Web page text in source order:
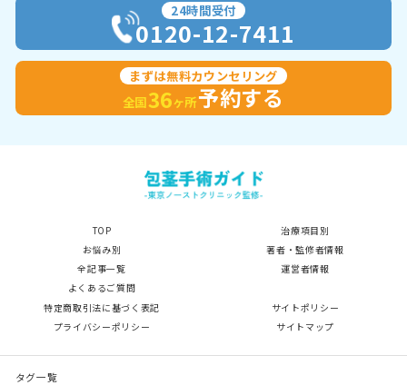
24時間受付
0120-12-7411
まずは無料カウンセリング
全国36ヶ所予約する
TOP
治療項目別
お悩み別
著者・監修者情報
全記事一覧
運営者情報
よくあるご質問
特定商取引法に基づく表記
サイトポリシー
プライバシーポリシー
サイトマップ
タグ一覧